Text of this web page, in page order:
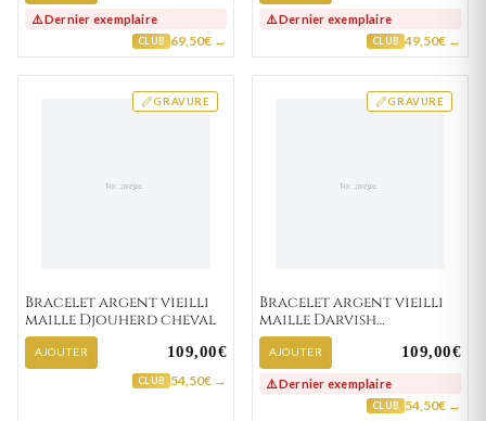
⚠️ Dernier exemplaire
CLUB 69,50€ →
⚠️ Dernier exemplaire
CLUB 49,50€ →
GRAVURE
Bracelet argent vieilli
maille Djouherd cheval
AJOUTER 109,00€
CLUB 54,50€ →
GRAVURE
Bracelet argent vieilli
maille Darvish
gourmette
AJOUTER 109,00€
⚠️ Dernier exemplaire
CLUB 54,50€ →